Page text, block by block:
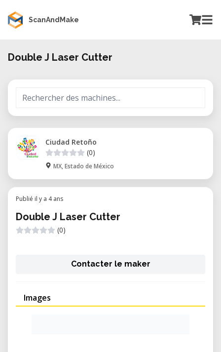
ScanAndMake
Double J Laser Cutter
Ciudad Retoño
(0)
MX, Estado de México
Publié il y a 4 ans
Double J Laser Cutter
(0)
Contacter le maker
Images